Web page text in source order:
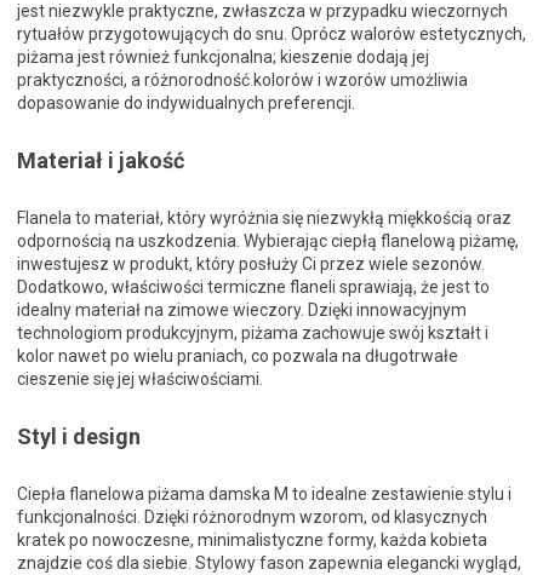
jest niezwykle praktyczne, zwłaszcza w przypadku wieczornych
rytuałów przygotowujących do snu. Oprócz walorów estetycznych,
piżama jest również funkcjonalna; kieszenie dodają jej
praktyczności, a różnorodność kolorów i wzorów umożliwia
dopasowanie do indywidualnych preferencji.
Materiał i jakość
Flanela to materiał, który wyróżnia się niezwykłą miękkością oraz
odpornością na uszkodzenia. Wybierając ciepłą flanelową piżamę,
inwestujesz w produkt, który posłuży Ci przez wiele sezonów.
Dodatkowo, właściwości termiczne flaneli sprawiają, że jest to
idealny materiał na zimowe wieczory. Dzięki innowacyjnym
technologiom produkcyjnym, piżama zachowuje swój kształt i
kolor nawet po wielu praniach, co pozwala na długotrwałe
cieszenie się jej właściwościami.
Styl i design
Ciepła flanelowa piżama damska M to idealne zestawienie stylu i
funkcjonalności. Dzięki różnorodnym wzorom, od klasycznych
kratek po nowoczesne, minimalistyczne formy, każda kobieta
znajdzie coś dla siebie. Stylowy fason zapewnia elegancki wygląd,